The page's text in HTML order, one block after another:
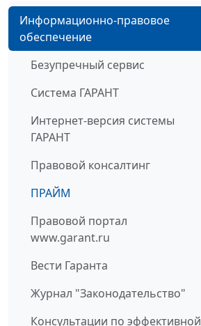
Информационно-правовое
обеспечение
Безупречный сервис
Система ГАРАНТ
Интернет-версия системы
ГАРАНТ
Правовой консалтинг
ПРАЙМ
Правовой портал
www.garant.ru
Вести Гаранта
Журнал "Законодательство"
Консультации по эффективной